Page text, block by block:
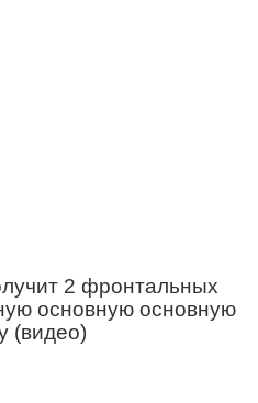
2 фронтальных
основную основную
(видео)